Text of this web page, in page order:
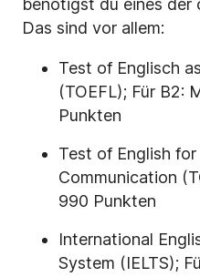
benötigst du eines der
Das sind vor allem:
Test of Englisch
(TOEFL); Für B2:
Punkten
Test of English
Communication
990 Punkten
International
System (IELTS);